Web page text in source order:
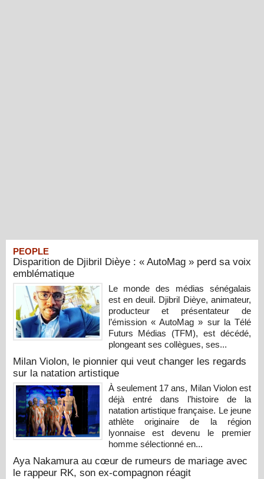
PEOPLE
Disparition de Djibril Dièye : « AutoMag » perd sa voix
emblématique
Le monde des médias sénégalais
est en deuil. Djibril Dièye, animateur,
producteur et présentateur de
l’émission « AutoMag » sur la Télé
Futurs Médias (TFM), est décédé,
plongeant ses collègues, ses...
Milan Violon, le pionnier qui veut changer les regards
sur la natation artistique
À seulement 17 ans, Milan Violon est
déjà entré dans l’histoire de la
natation artistique française. Le jeune
athlète originaire de la région
lyonnaise est devenu le premier
homme sélectionné en...
Aya Nakamura au cœur de rumeurs de mariage avec
le rappeur RK, son ex-compagnon réagit